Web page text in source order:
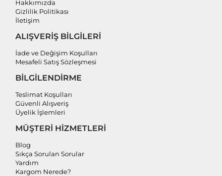
Hakkımızda
Gizlilik Politikası
İletişim
ALIŞVERİŞ BİLGİLERİ
İade ve Değişim Koşulları
Mesafeli Satış Sözleşmesi
BİLGİLENDİRME
Teslimat Koşulları
Güvenli Alışveriş
Üyelik İşlemleri
MÜŞTERİ HİZMETLERİ
Blog
Sıkça Sorulan Sorular
Yardım
Kargom Nerede?